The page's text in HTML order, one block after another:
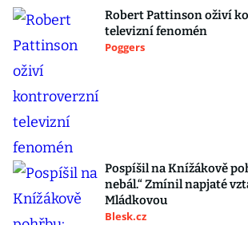
Robert Pattinson oživí
televizní fenomén
Poggers
Pospíšil na Knížákově
nebál.“ Zmínil napjaté
Mládkovou
Blesk.cz